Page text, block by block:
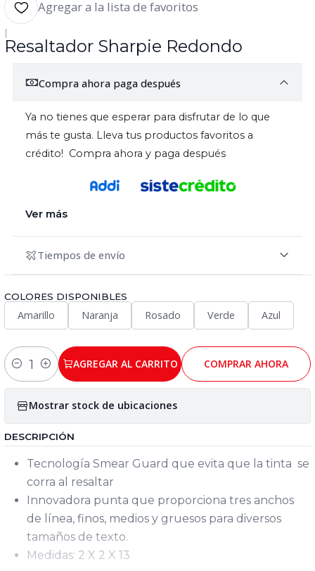
Agregar a la lista de favoritos
|
Resaltador Sharpie Redondo
Compra ahora paga después
Ya no tienes que esperar para disfrutar de lo que
más te gusta. Lleva tus productos favoritos a
crédito! Compra ahora y paga después
Ver más
Tiempos de envío
COLORES DISPONIBLES
Amarillo Naranja Rosado Verde Azul
Cantidad
AGREGAR AL CARRITO COMPRAR AHORA
Mostrar stock de ubicaciones
DESCRIPCIÓN
Tecnología Smear Guard que evita que la tinta se
corra al resaltar
Innovadora punta que proporciona tres anchos
de línea, finos, medios y gruesos para diversos
tamaños de texto.
Medidas: 2 X 2 X 13